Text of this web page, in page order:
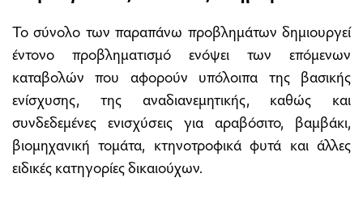
Το σύνολο των παραπάνω προβλημάτων δημιουργεί
έντονο προβληματισμό ενόψει των επόμενων
καταβολών που αφορούν υπόλοιπα της βασικής
ενίσχυσης, της αναδιανεμητικής, καθώς και
συνδεδεμένες ενισχύσεις για αραβόσιτο, βαμβάκι,
βιομηχανική τομάτα, κτηνοτροφικά φυτά και άλλες
ειδικές κατηγορίες δικαιούχων.